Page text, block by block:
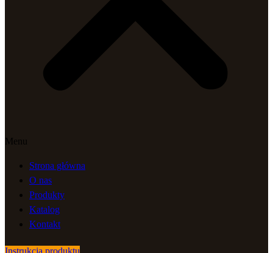
Menu
Strona główna
O nas
Produkty
Katalog
Kontakt